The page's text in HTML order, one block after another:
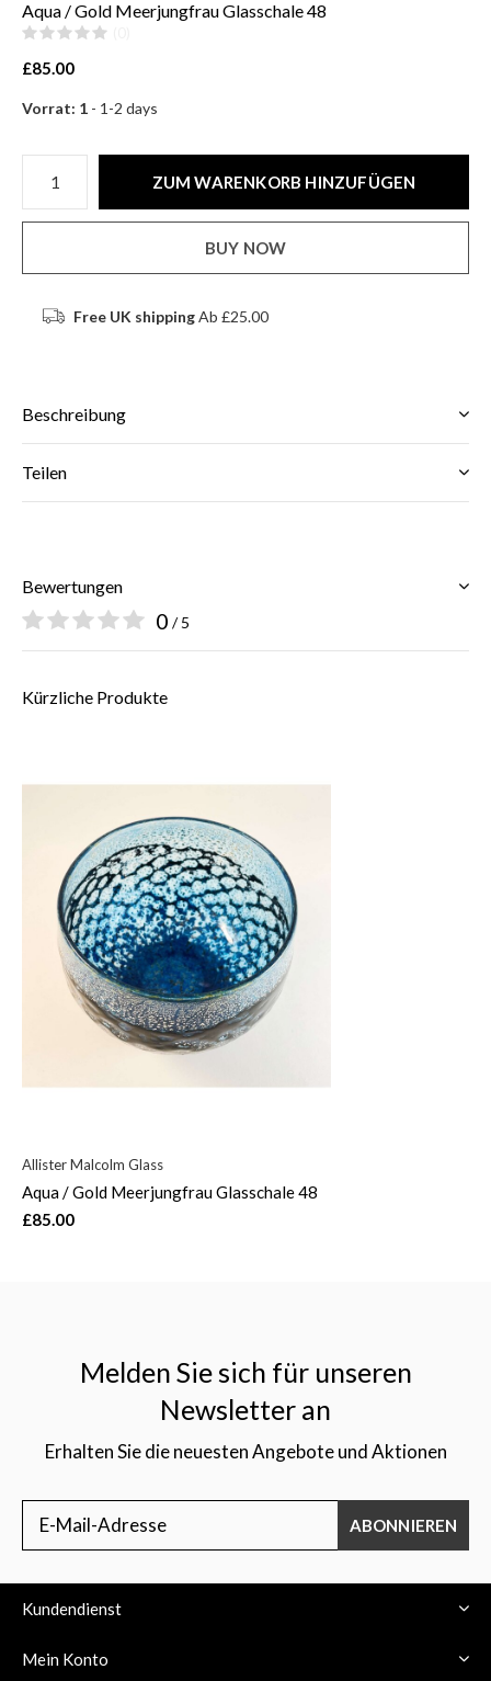
Aqua / Gold Meerjungfrau Glasschale 48
£85.00
Vorrat: 1 - 1-2 days
ZUM WARENKORB HINZUFÜGEN
BUY NOW
Free UK shippingAb £25.00
Beschreibung
Teilen
Bewertungen
0 / 5
Kürzliche Produkte
Allister Malcolm Glass
Aqua / Gold Meerjungfrau Glasschale 48
£85.00
Melden Sie sich für unseren
Newsletter an
Erhalten Sie die neuesten Angebote und Aktionen
ABONNIEREN
Kundendienst
Mein Konto